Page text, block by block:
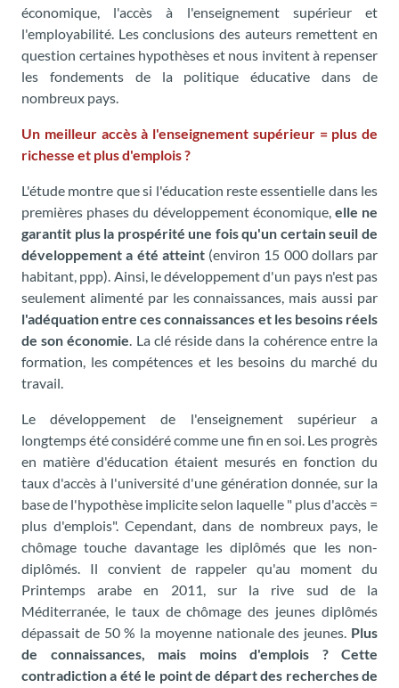
économique, l'accès à l'enseignement supérieur et
l'employabilité. Les conclusions des auteurs remettent en
question certaines hypothèses et nous invitent à repenser
les fondements de la politique éducative dans de
nombreux pays.
Un meilleur accès à l'enseignement supérieur = plus de
richesse et plus d'emplois ?
L'étude montre que si l'éducation reste essentielle dans les
premières phases du développement économique, elle ne
garantit plus la prospérité une fois qu'un certain seuil de
développement a été atteint(environ 15 000 dollars par
habitant, ppp). Ainsi, le développement d'un pays n'est pas
seulement alimenté par les connaissances, mais aussi par
l'adéquation entre ces connaissances et les besoins réels
de son économie. La clé réside dans la cohérence entre la
formation, les compétences et les besoins du marché du
travail.
Le développement de l'enseignement supérieur a
longtemps été considéré comme une fin en soi. Les progrès
en matière d'éducation étaient mesurés en fonction du
taux d'accès à l'université d'une génération donnée, sur la
base de l'hypothèse implicite selon laquelle " plus d'accès =
plus d'emplois". Cependant, dans de nombreux pays, le
chômage touche davantage les diplômés que les non-
diplômés. Il convient de rappeler qu'au moment du
Printemps arabe en 2011, sur la rive sud de la
Méditerranée, le taux de chômage des jeunes diplômés
dépassait de 50 % la moyenne nationale des jeunes. Plus
de connaissances, mais moins d'emplois ? Cette
contradiction a été le point de départ des recherches de